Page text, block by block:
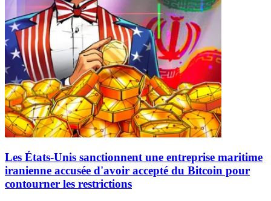
Les États-Unis sanctionnent une entreprise maritime
iranienne accusée d'avoir accepté du Bitcoin pour
contourner les restrictions